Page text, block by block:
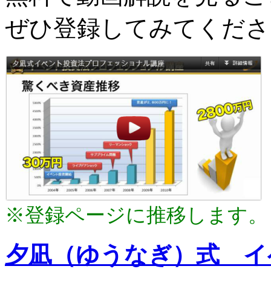
ぜひ登録してみてくだ
※登録ページに推移します。
夕凪（ゆうなぎ）式 イ